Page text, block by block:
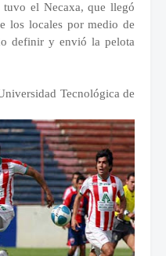
el Necaxa, que llegó
los locales por medio de
definir y envió la pelota
Tecnológica de